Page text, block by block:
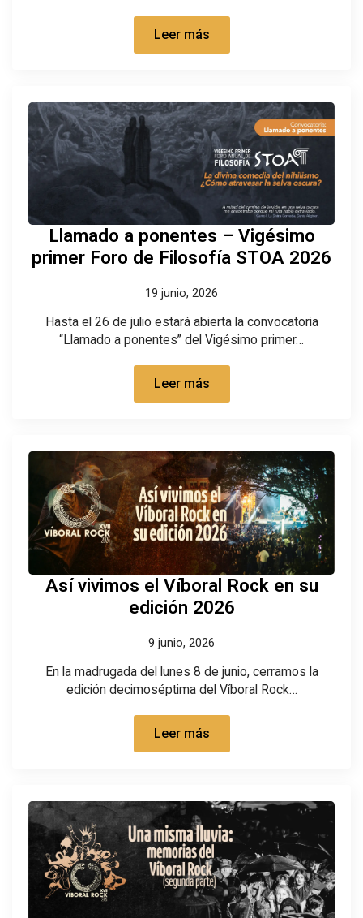
Leer más
Llamado a ponentes – Vigésimo
primer Foro de Filosofía STOA 2026
19 junio, 2026
Hasta el 26 de julio estará abierta la convocatoria
“Llamado a ponentes” del Vigésimo primer…
Leer más
Así vivimos el Víboral Rock en su
edición 2026
9 junio, 2026
En la madrugada del lunes 8 de junio, cerramos la
edición decimoséptima del Víboral Rock…
Leer más